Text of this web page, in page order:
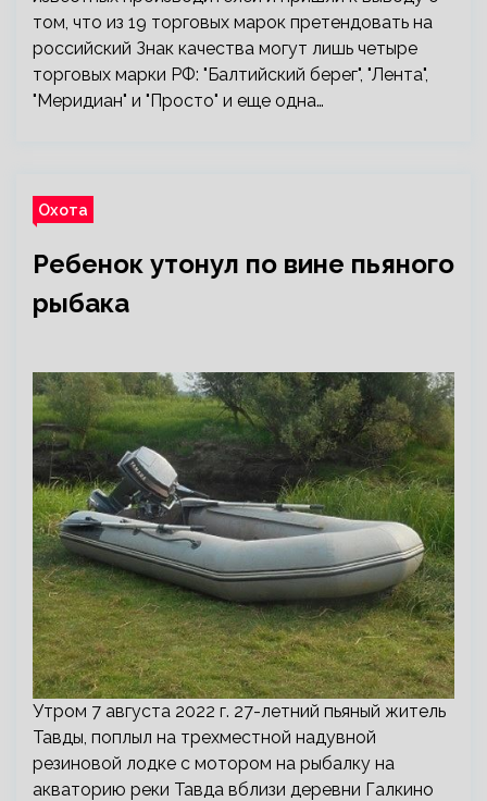
том, что из 19 торговых марок претендовать на
российский Знак качества могут лишь четыре
торговых марки РФ: "Балтийский берег", "Лента",
"Меридиан" и "Просто" и еще одна…
Охота
Ребенок утонул по вине пьяного
рыбака
Утром 7 августа 2022 г. 27-летний пьяный житель
Тавды, поплыл на трехместной надувной
резиновой лодке с мотором на рыбалку на
акваторию реки Тавда вблизи деревни Галкино